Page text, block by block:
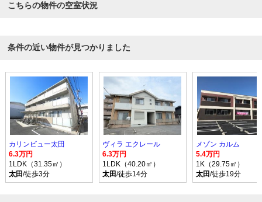
こちらの物件の空室状況
条件の近い物件が見つかりました
カリンビュー太田
6.3万円
1LDK（31.35㎡）
太田/徒歩3分
ヴィラ エクレール
6.3万円
1LDK（40.20㎡）
太田/徒歩14分
メゾン カルム
5.4万円
1K（29.75㎡）
太田/徒歩19分